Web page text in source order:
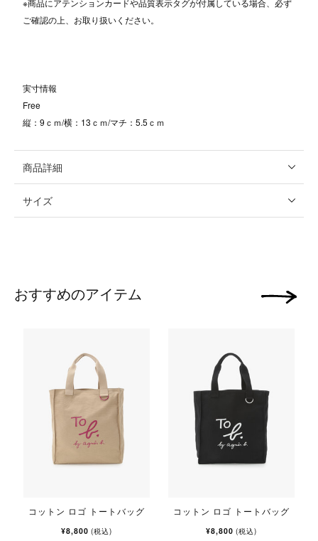
※商品にアテンションカードや品質表示タグが付属している場合、必ず
ご確認の上、お取り扱いください。
実寸情報
Free
縦：9ｃｍ/横：13ｃｍ/マチ：5.5ｃｍ
商品詳細
サイズ
おすすめのアイテム
コットン ロゴ トートバッグ
¥8,800(税込)
コットン ロゴ トートバッグ
¥8,800(税込)
次の画像